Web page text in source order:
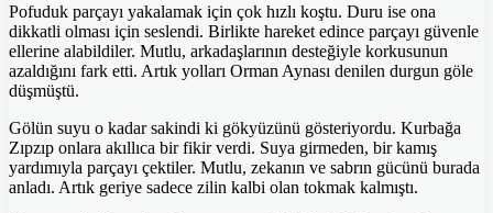
Pofuduk parçayı yakalamak için çok hızlı koştu. Duru ise ona
dikkatli olması için seslendi. Birlikte hareket edince parçayı güvenle
ellerine alabildiler. Mutlu, arkadaşlarının desteğiyle korkusunun
azaldığını fark etti. Artık yolları Orman Aynası denilen durgun göle
düşmüştü.
Gölün suyu o kadar sakindi ki gökyüzünü gösteriyordu. Kurbağa
Zıpzıp onlara akıllıca bir fikir verdi. Suya girmeden, bir kamış
yardımıyla parçayı çektiler. Mutlu, zekanın ve sabrın gücünü burada
anladı. Artık geriye sadece zilin kalbi olan tokmak kalmıştı.